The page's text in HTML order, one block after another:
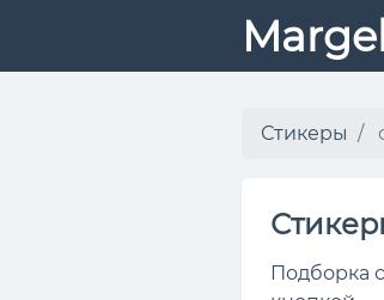
Стикеры
Подборка